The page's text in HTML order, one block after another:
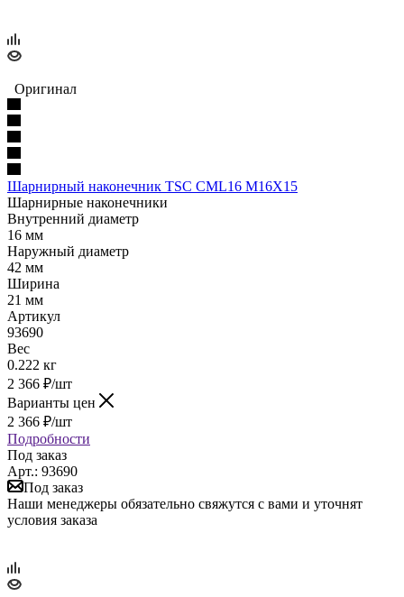
Оригинал
Шарнирный наконечник TSC CML16 M16X15
Шарнирные наконечники
Внутренний диаметр
16 мм
Наружный диаметр
42 мм
Ширина
21 мм
Артикул
93690
Вес
0.222 кг
2 366 ₽/шт
Варианты цен
2 366 ₽/шт
Подробности
Под заказ
Арт.: 93690
Под заказ
Наши менеджеры обязательно свяжутся с вами и уточнят
условия заказа